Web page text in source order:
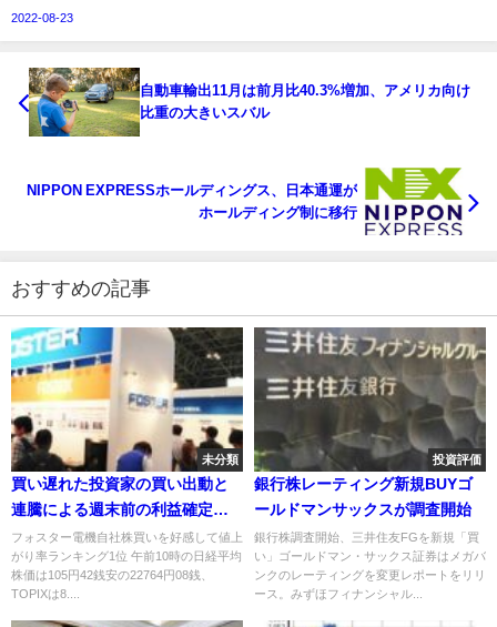
2022-08-23
自動車輸出11月は前月比40.3%増加、アメリカ向け
比重の大きいスバル
NIPPON EXPRESSホールディングス、日本通運が
ホールディング制に移行
おすすめの記事
未分類
買い遅れた投資家の買い出動と
連騰による週末前の利益確定売
り
フォスター電機自社株買いを好感して値上
がり率ランキング1位 午前10時の日経平均
株価は105円42銭安の22764円08銭、
TOPIXは8....
投資評価
銀行株レーティング新規BUYゴ
ールドマンサックスが調査開始
銀行株調査開始、三井住友FGを新規「買
い」ゴールドマン・サックス証券はメガバ
ンクのレーティングを変更レポートをリリ
ース。みずほフィナンシャル...